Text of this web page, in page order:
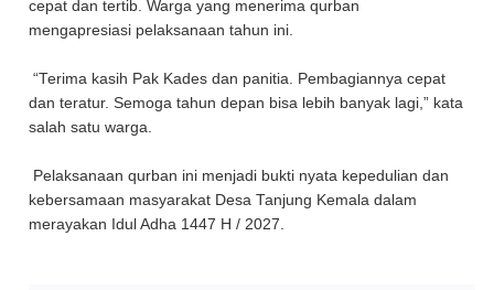
cepat dan tertib. Warga yang menerima qurban
mengapresiasi pelaksanaan tahun ini.
“Terima kasih Pak Kades dan panitia. Pembagiannya cepat
dan teratur. Semoga tahun depan bisa lebih banyak lagi,” kata
salah satu warga.
Pelaksanaan qurban ini menjadi bukti nyata kepedulian dan
kebersamaan masyarakat Desa Tanjung Kemala dalam
merayakan Idul Adha 1447 H / 2027.